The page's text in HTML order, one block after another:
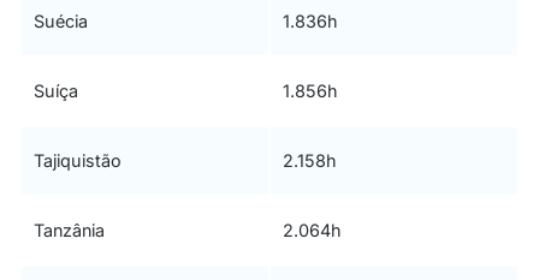
Suécia 1.836h
Suíça 1.856h
Tajiquistão 2.158h
Tanzânia 2.064h